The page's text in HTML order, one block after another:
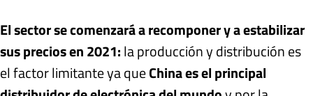
El sector se comenzará a recomponer y a estabilizar
sus precios en 2021:la producción y distribución es
el factor limitante ya queChina es el principal